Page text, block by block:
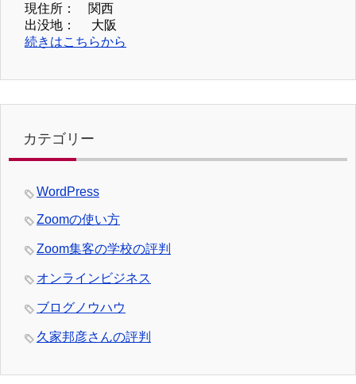
現住所： 関西
出没地： 大阪
続きはこちらから
カテゴリー
WordPress
Zoomの使い方
Zoom集客の学校の評判
オンラインビジネス
ブログノウハウ
久家邦彦さんの評判